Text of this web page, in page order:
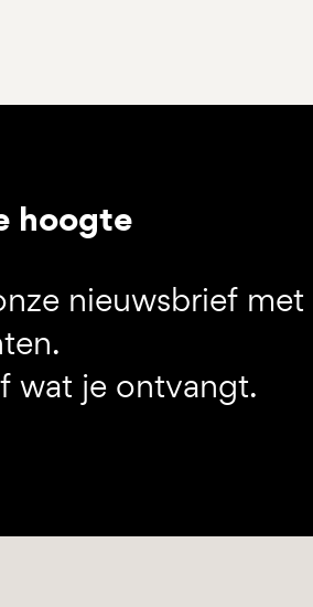
hoogte
nieuwsbrief
wat je ontvangt.